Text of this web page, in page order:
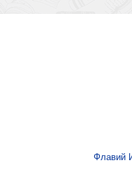
Флавий